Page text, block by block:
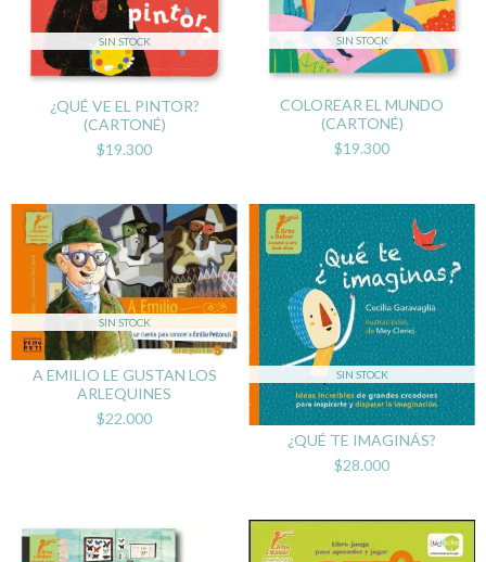
SIN STOCK
¿QUÉ VE EL PINTOR?
(CARTONÉ)
$19.300
SIN STOCK
COLOREAR EL MUNDO
(CARTONÉ)
$19.300
SIN STOCK
A EMILIO LE GUSTAN LOS
ARLEQUINES
$22.000
SIN STOCK
¿QUÉ TE IMAGINÁS?
$28.000